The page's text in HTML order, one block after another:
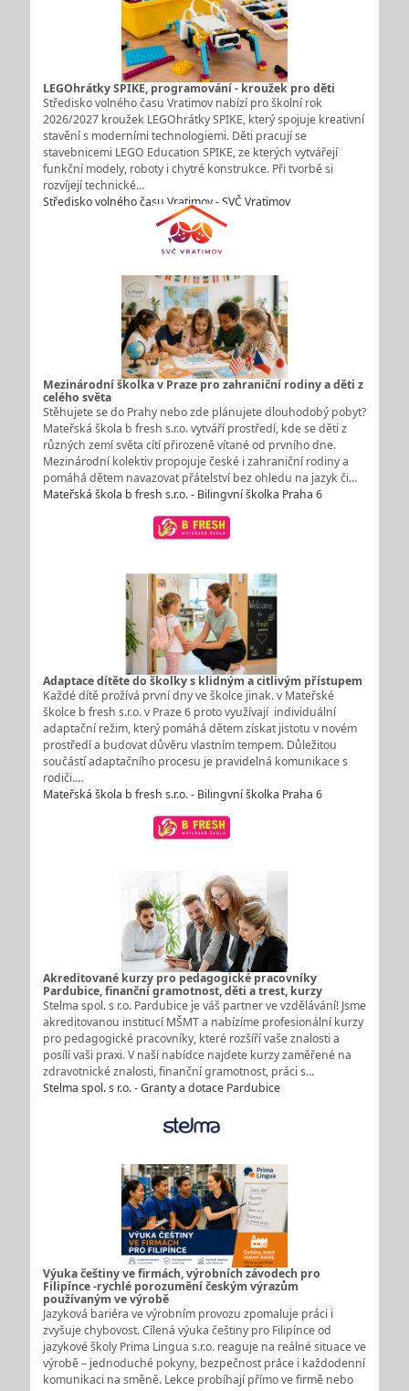
LEGOhrátky SPIKE, programování - kroužek pro děti
Středisko volného času Vratimov nabízí pro školní rok
2026/2027 kroužek LEGOhrátky SPIKE, který spojuje kreativní
stavění s moderními technologiemi. Děti pracují se
stavebnicemi LEGO Education SPIKE, ze kterých vytvářejí
funkční modely, roboty i chytré konstrukce. Při tvorbě si
rozvíjejí technické…
Středisko volného času Vratimov - SVČ Vratimov
Mezinárodní školka v Praze pro zahraniční rodiny a děti z
celého světa
Stěhujete se do Prahy nebo zde plánujete dlouhodobý pobyt?
Mateřská škola b fresh s.r.o. vytváří prostředí, kde se děti z
různých zemí světa cítí přirozeně vítané od prvního dne.
Mezinárodní kolektiv propojuje české i zahraniční rodiny a
pomáhá dětem navazovat přátelství bez ohledu na jazyk či…
Mateřská škola b fresh s.r.o. - Bilingvní školka Praha 6
Adaptace dítěte do školky s klidným a citlivým přístupem
Každé dítě prožívá první dny ve školce jinak. v Mateřské
školce b fresh s.r.o. v Praze 6 proto využívají individuální
adaptační režim, který pomáhá dětem získat jistotu v novém
prostředí a budovat důvěru vlastním tempem. Důležitou
součástí adaptačního procesu je pravidelná komunikace s
rodiči.…
Mateřská škola b fresh s.r.o. - Bilingvní školka Praha 6
Akreditované kurzy pro pedagogické pracovníky
Pardubice, finanční gramotnost, děti a trest, kurzy
Stelma spol. s r.o. Pardubice je váš partner ve vzdělávání! Jsme
akreditovanou institucí MŠMT a nabízíme profesionální kurzy
pro pedagogické pracovníky, které rozšíří vaše znalosti a
posílí vaši praxi. V naší nabídce najdete kurzy zaměřené na
zdravotnické znalosti, finanční gramotnost, práci s…
Stelma spol. s r.o. - Granty a dotace Pardubice
Výuka češtiny ve firmách, výrobních závodech pro
Filipínce -rychlé porozumění českým výrazům
používaným ve výrobě
Jazyková bariéra ve výrobním provozu zpomaluje práci i
zvyšuje chybovost. Cílená výuka češtiny pro Filipínce od
jazykové školy Prima Lingua s.r.o. reaguje na reálné situace ve
výrobě – jednoduché pokyny, bezpečnost práce i každodenní
komunikaci na směně. Lekce probíhají přímo ve firmě nebo